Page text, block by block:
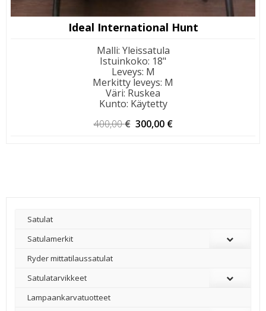
Ideal International Hunt
Malli: Yleissatula
Istuinkoko: 18"
Leveys: M
Merkitty leveys: M
Väri: Ruskea
Kunto: Käytetty
400,00€ Alkuperäinen
300,00 €
Satulat
Satulamerkit
Ryder mittatilaussatulat
Satulatarvikkeet
–
Lampaankarvatuotteet